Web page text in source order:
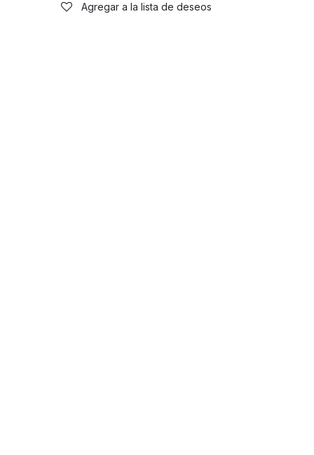
Agregar a la lista de deseos